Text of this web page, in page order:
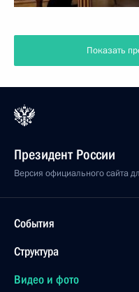
Показать
Президент России
Версия официального сайта
События
Структура
Видео и фото